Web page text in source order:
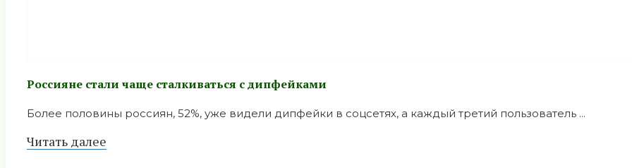
Россияне стали чаще сталкиваться с дипфейками
Более половины россиян, 52%, уже видели дипфейки в соцсетях, а каждый третий пользователь ...
Читать далее